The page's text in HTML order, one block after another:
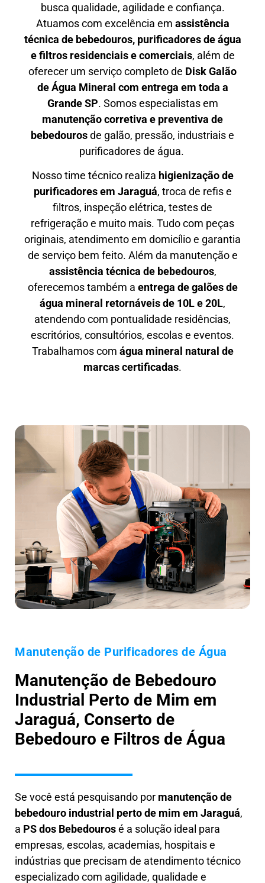
busca qualidade, agilidade e confiança.
Atuamos com excelência em assistência
técnica de bebedouros, purificadores de água
e filtros residenciais e comerciais, além de
oferecer um serviço completo de Disk Galão
de Água Mineral com entrega em toda a
Grande SP. Somos especialistas em
manutenção corretiva e preventiva de
bebedourosde galão, pressão, industriais e
purificadores de água.
Nosso time técnico realiza higienização de
purificadores em Jaraguá, troca de refis e
filtros, inspeção elétrica, testes de
refrigeração e muito mais. Tudo com peças
originais, atendimento em domicílio e garantia
de serviço bem feito. Além da manutenção e
assistência técnica de bebedouros,
oferecemos também a entrega de galões de
água mineral retornáveis de 10L e 20L,
atendendo com pontualidade residências,
escritórios, consultórios, escolas e eventos.
Trabalhamos com água mineral natural de
marcas certificadas.
Manutenção de Purificadores de Água
Manutenção de Bebedouro
Industrial Perto de Mim em
Jaraguá, Conserto de
Bebedouro e Filtros de Água
Se você está pesquisando por manutenção de
bebedouro industrial perto de mim em Jaraguá,
a PS dos Bebedourosé a solução ideal para
empresas, escolas, academias, hospitais e
indústrias que precisam de atendimento técnico
especializado com agilidade, qualidade e